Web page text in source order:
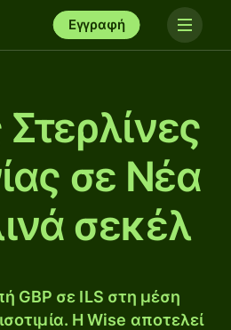
Εγγραφή
σε Νέα
σεκέλ
GBP σε ILS στη μέση
Η Wise αποτελεί